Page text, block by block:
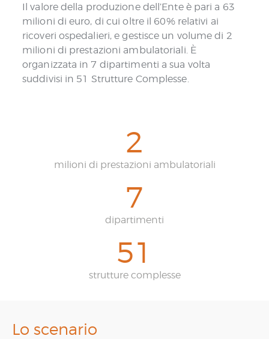
Il valore della produzione dell’Ente è pari a 63
milioni di euro, di cui oltre il 60% relativi ai
ricoveri ospedalieri, e gestisce un volume di 2
milioni di prestazioni ambulatoriali. È
organizzata in 7 dipartimenti a sua volta
suddivisi in 51 Strutture Complesse.
2
milioni di prestazioni ambulatoriali
7
dipartimenti
51
strutture complesse
Lo scenario